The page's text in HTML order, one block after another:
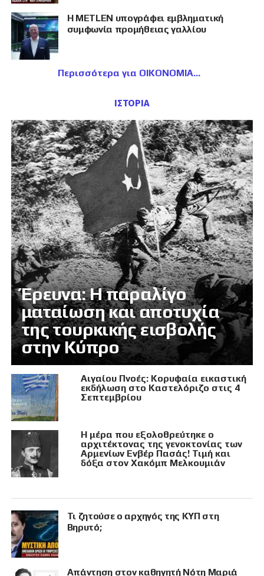
Η METLEN υπογράφει εμβληματική
συμφωνία προμήθειας γαλλίου
Περισσότερα για ΟΙΚΟΝΟΜΙΑ
ΙΣΤΟΡΙΑ
Έρευνα: Η παραλίγο
ματαίωση και αποτυχία
της τουρκικής εισβολής
στην Κύπρο
Αιγαίου Πνοές: Κορυφαία εικαστική
εκδήλωση στο Καστελόριζο στις 4
Σεπτεμβρίου
Η μέρα που εξολοθρεύτηκε ο
αρχιτέκτονας της γενοκτονίας των
Αρμενίων Ενβέρ Πασάς! Τιμή και
δόξα στον Χακόμπ Μελκουμιάν
Τι ζητούσε ο αρχηγός της ΚΥΠ στη
Βηρυτό;
Απάντηση στον καθηγητή Νότη Μαριά